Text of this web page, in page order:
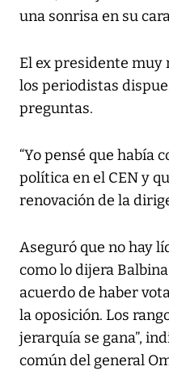
una sonrisa en su
El ex presidente muy
los periodistas
preguntas.
“Yo pensé que había
política en el CEN y
renovación de la
Aseguró que no hay
como lo dijera
acuerdo de haber
la oposición. Los
jerarquía se gana”,
común del general